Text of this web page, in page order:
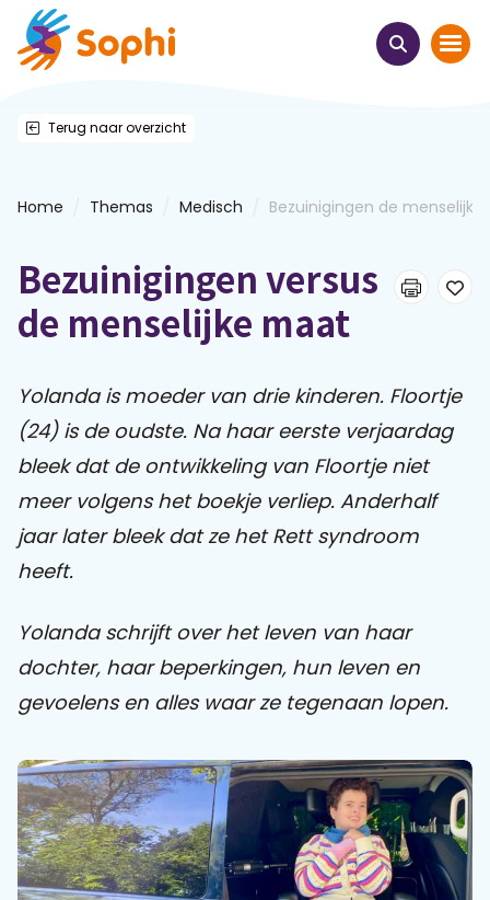
Thema's
Leren & ontmoeten
E-learnings
Praat mee
Clientdossier Wiki
Mijn
Sophi
Over
Sophi
Contact
Terug naar overzicht
Home Themas Medisch Bezuinigingen de menselijk...
Bezuinigingen versus
de menselijke maat
Yolanda is moeder van drie kinderen. Floortje
(24) is de oudste. Na haar eerste verjaardag
bleek dat de ontwikkeling van Floortje niet
meer volgens het boekje verliep. Anderhalf
jaar later bleek dat ze het Rett syndroom
heeft.
Yolanda schrijft over het leven van haar
dochter, haar beperkingen, hun leven en
gevoelens en alles waar ze tegenaan lopen.